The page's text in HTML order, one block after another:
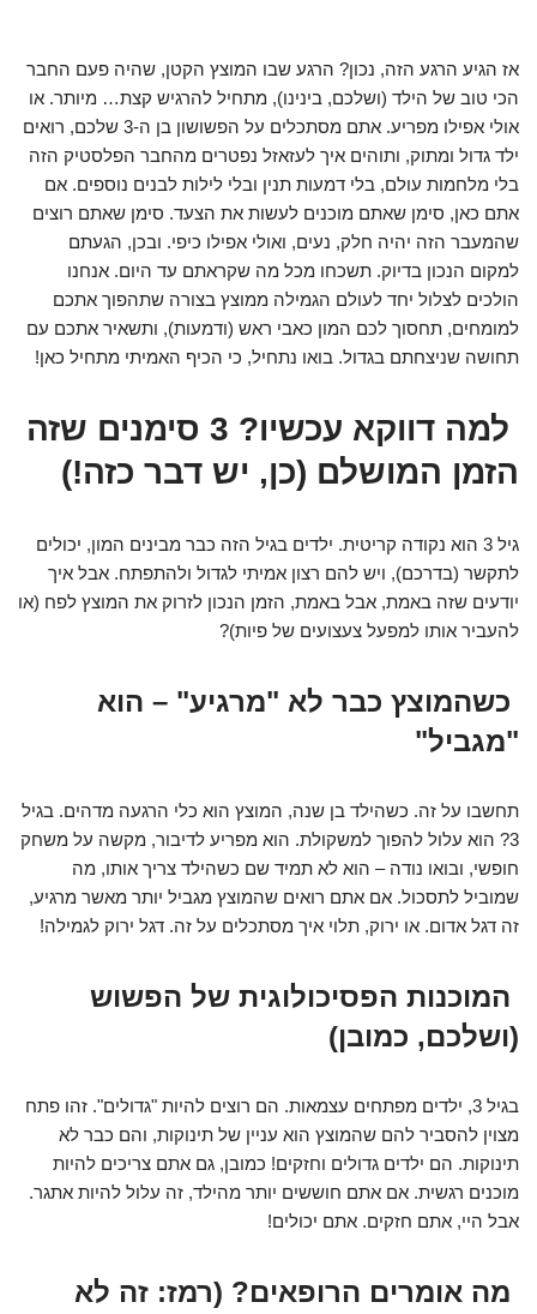
אז הגיע הרגע הזה, נכון? הרגע שבו המוצץ הקטן, שהיה פעם החבר
הכי טוב של הילד (ושלכם, בינינו), מתחיל להרגיש קצת… מיותר. או
אולי אפילו מפריע. אתם מסתכלים על הפשושון בן ה-3 שלכם, רואים
ילד גדול ומתוק, ותוהים איך לעזאזל נפטרים מהחבר הפלסטיק הזה
בלי מלחמות עולם, בלי דמעות תנין ובלי לילות לבנים נוספים. אם
אתם כאן, סימן שאתם מוכנים לעשות את הצעד. סימן שאתם רוצים
שהמעבר הזה יהיה חלק, נעים, ואולי אפילו כיפי. ובכן, הגעתם
למקום הנכון בדיוק. תשכחו מכל מה שקראתם עד היום. אנחנו
הולכים לצלול יחד לעולם הגמילה ממוצץ בצורה שתהפוך אתכם
למומחים, תחסוך לכם המון כאבי ראש (ודמעות), ותשאיר אתכם עם
תחושה שניצחתם בגדול. בואו נתחיל, כי הכיף האמיתי מתחיל כאן!
למה דווקא עכשיו? 3 סימנים שזה
הזמן המושלם (כן, יש דבר כזה!)
גיל 3 הוא נקודה קריטית. ילדים בגיל הזה כבר מבינים המון, יכולים
לתקשר (בדרכם), ויש להם רצון אמיתי לגדול ולהתפתח. אבל איך
יודעים שזה באמת, אבל באמת, הזמן הנכון לזרוק את המוצץ לפח (או
להעביר אותו למפעל צעצועים של פיות)?
כשהמוצץ כבר לא "מרגיע" – הוא
"מגביל"
תחשבו על זה. כשהילד בן שנה, המוצץ הוא כלי הרגעה מדהים. בגיל
3? הוא עלול להפוך למשקולת. הוא מפריע לדיבור, מקשה על משחק
חופשי, ובואו נודה – הוא לא תמיד שם כשהילד צריך אותו, מה
שמוביל לתסכול. אם אתם רואים שהמוצץ מגביל יותר מאשר מרגיע,
זה דגל אדום. או ירוק, תלוי איך מסתכלים על זה. דגל ירוק לגמילה!
המוכנות הפסיכולוגית של הפשוש
(ושלכם, כמובן)
בגיל 3, ילדים מפתחים עצמאות. הם רוצים להיות "גדולים". זהו פתח
מצוין להסביר להם שהמוצץ הוא עניין של תינוקות, והם כבר לא
תינוקות. הם ילדים גדולים וחזקים! כמובן, גם אתם צריכים להיות
מוכנים רגשית. אם אתם חוששים יותר מהילד, זה עלול להיות אתגר.
אבל היי, אתם חזקים. אתם יכולים!
מה אומרים הרופאים? (רמז: זה לא